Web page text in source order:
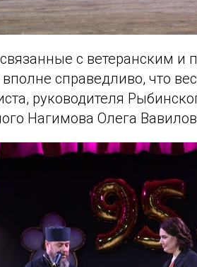
с ветеранским и
справедливо, что
руководителя
Нагимова Олега